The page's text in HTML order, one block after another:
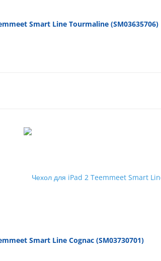
Smart Line Tourmaline (SM03635706)
Smart Line Cognac (SM03730701)